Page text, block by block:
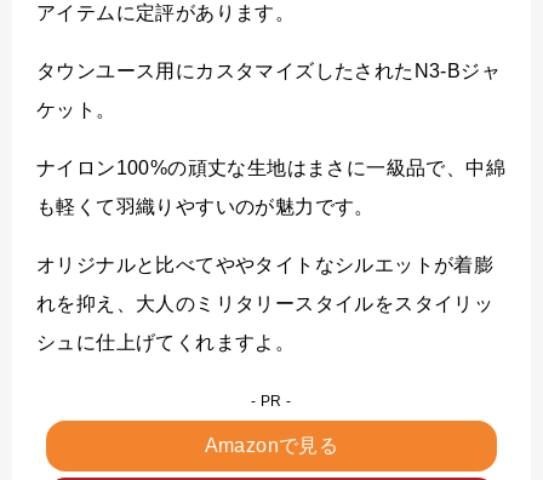
アイテムに定評があります。
タウンユース用にカスタマイズしたされたN3-Bジャ
ケット。
ナイロン100%の頑丈な生地はまさに一級品で、中綿
も軽くて羽織りやすいのが魅力です。
オリジナルと比べてややタイトなシルエットが着膨
れを抑え、大人のミリタリースタイルをスタイリッ
シュに仕上げてくれますよ。
Amazonで見る